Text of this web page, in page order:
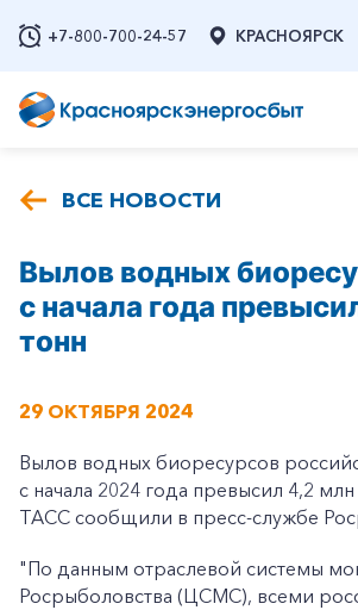
+7-800-700-24-57 КРАСНОЯРСК
ВСЕ НОВОСТИ
Вылов водных
с начала года
тонн
29 ОКТЯБРЯ 2024
Вылов водных биоресурсов
с начала 2024 года превысил 4,2
ТАСС сообщили в пресс-службе
"По данным отраслевой системы
Росрыболовства (ЦСМС), всеми